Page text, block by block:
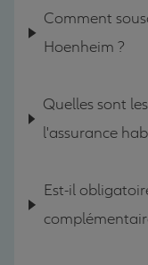
Comment
Hoenheim ?
Quelles sont
l'assurance
Est-il